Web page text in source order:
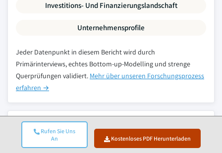
Rufen Sie Uns
An
Kostenloses PDF Herunterladen
Investitions- Und Finanzierungslandschaft
Unternehmensprofile
Jeder Datenpunkt in diesem Bericht wird durch
Primärinterviews, echtes Bottom-up-Modelling und strenge
Querprüfungen validiert. Mehr über unseren Forschungsprozess
erfahren →
Verwandte Berichte